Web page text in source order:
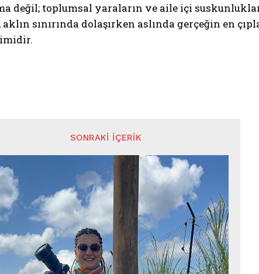
değil; toplumsal yaraların ve aile içi
aklın sınırında dolaşırken aslında gerçeğin en
SONRAKI İÇERIK